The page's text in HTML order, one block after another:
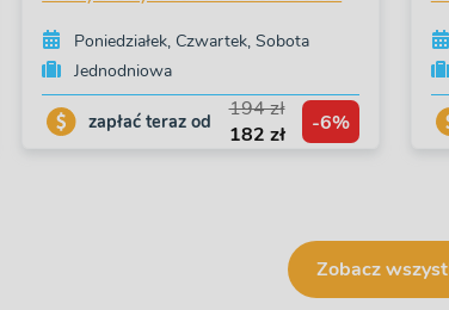
Poniedziałek, Czwartek, Sobota
Jednodniowa
zapłać teraz od
194 zł
182 zł
-6%
Zobacz